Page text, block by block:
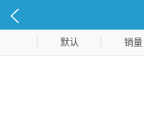
默认 销量